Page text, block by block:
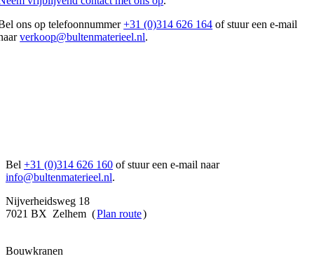
ons op telefoonnummer+31 (0)314 626 164 of stuur een e-mail
verkoop@bultenmaterieel.nl.
Bel +31 (0)314 626 160 of stuur een e-mail naar
info@bultenmaterieel.nl.
Nijverheidsweg 18
7021 BX Zelhem (Plan route)
Bouwkranen